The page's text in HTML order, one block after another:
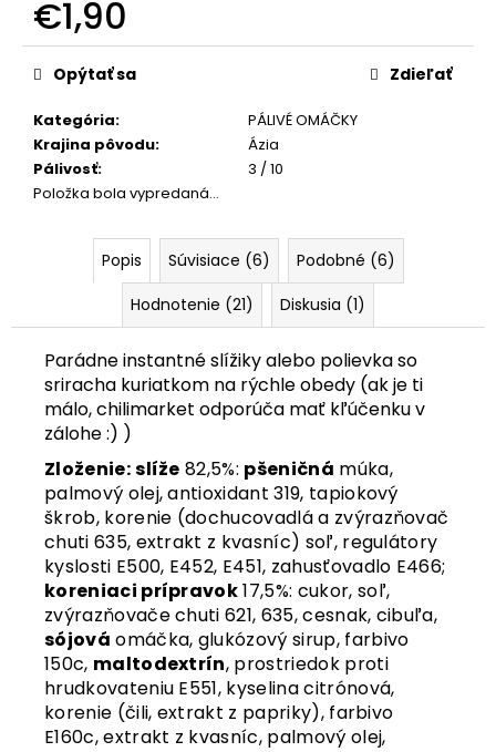
€1,90
Jednotková
cena:
Kategória:
PÁLIVÉ OMÁČKY
Krajina pôvodu:
Ázia
Pálivosť:
3 / 10
Položka bola vypredaná…
Opýtať sa Zdieľať
Popis Súvisiace (6)
Podobné (6)
Hodnotenie (21)
Diskusia (1)
Parádne instantné slížiky alebo polievka so
sriracha kuriatkom na rýchle obedy (ak je ti
málo, chilimarket odporúča mať kľúčenku v
zálohe :) )
Zloženie:slíže 82,5%: pšeničná múka,
palmový olej, antioxidant 319, tapiokový
škrob, korenie (dochucovadlá a zvýrazňovač
chuti 635, extrakt z kvasníc) soľ, regulátory
kyslosti E500, E452, E451, zahusťovadlo E466;
koreniaci prípravok17,5%: cukor, soľ,
zvýrazňovače chuti 621, 635, cesnak, cibuľa,
sójová omáčka, glukózový sirup, farbivo
150c, maltodextrín, prostriedok proti
hrudkovateniu E551, kyselina citrónová,
korenie (čili, extrakt z papriky), farbivo
E160c, extrakt z kvasníc, palmový olej,
m
e
ÁZIJSKÝ
SRIRACHA
BOX
€24,90